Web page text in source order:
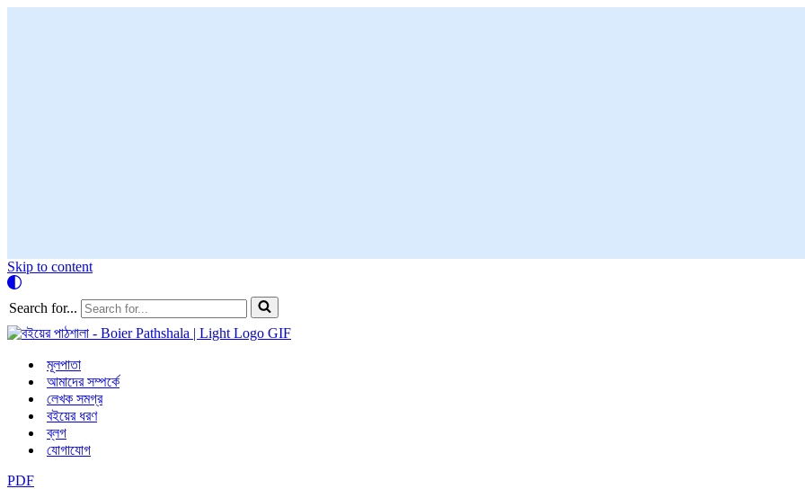
Skip to content
Search for...
মূলপাতা
আমাদের সম্পর্কে
লেখক সমগ্র
বইয়ের ধরণ
ব্লগ
যোগাযোগ
PDF